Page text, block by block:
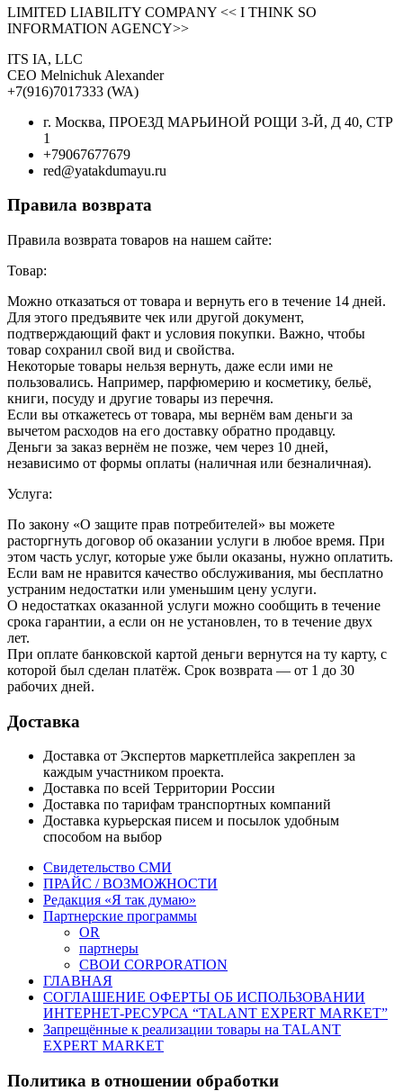
LIMITED LIABILITY COMPANY << I THINK SO
INFORMATION AGENCY>>
ITS IA, LLC
CEO Melnichuk Alexander
+7(916)7017333 (WA)
г. Москва, ПРОЕЗД МАРЬИНОЙ РОЩИ 3-Й, Д 40, СТР
1
+79067677679
red@yatakdumayu.ru
Правила возврата
Правила возврата товаров на нашем сайте:
Товар:
Можно отказаться от товара и вернуть его в течение 14 дней.
Для этого предъявите чек или другой документ,
подтверждающий факт и условия покупки. Важно, чтобы
товар сохранил свой вид и свойства.
Некоторые товары нельзя вернуть, даже если ими не
пользовались. Например, парфюмерию и косметику, бельё,
книги, посуду и другие товары из перечня.
Если вы откажетесь от товара, мы вернём вам деньги за
вычетом расходов на его доставку обратно продавцу.
Деньги за заказ вернём не позже, чем через 10 дней,
независимо от формы оплаты (наличная или безналичная).
Услуга:
По закону «О защите прав потребителей» вы можете
расторгнуть договор об оказании услуги в любое время. При
этом часть услуг, которые уже были оказаны, нужно оплатить.
Если вам не нравится качество обслуживания, мы бесплатно
устраним недостатки или уменьшим цену услуги.
О недостатках оказанной услуги можно сообщить в течение
срока гарантии, а если он не установлен, то в течение двух
лет.
При оплате банковской картой деньги вернутся на ту карту, с
которой был сделан платёж. Срок возврата — от 1 до 30
рабочих дней.
Доставка
Доставка от Экспертов маркетплейса закреплен за
каждым участником проекта.
Доставка по всей Территории России
Доставка по тарифам транспортных компаний
Доставка курьерская писем и посылок удобным
способом на выбор
Свидетельство СМИ
ПРАЙС / ВОЗМОЖНОСТИ
Редакция «Я так думаю»
Партнерские программы
OR
партнеры
СВОИ CORPORATION
ГЛАВНАЯ
СОГЛАШЕНИЕ ОФЕРТЫ ОБ ИСПОЛЬЗОВАНИИ
ИНТЕРНЕТ-РЕСУРСА “TALANT EXPERT MARKET”
Запрещённые к реализации товары на TALANT
EXPERT MARKET
Политика в отношении обработки